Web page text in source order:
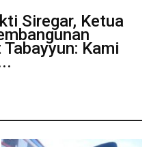
Siregar, Ketua
Kami